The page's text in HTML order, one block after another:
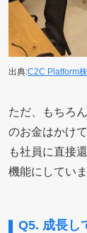
出典:C2C Platform
ただ、もちろ
のお金はかけ
も社員に直接
機能にしてい
Q5. 成長し